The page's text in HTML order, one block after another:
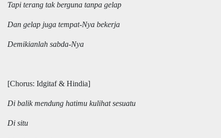
Tapi terang tak berguna tanpa gelap
Dan gelap juga tempat-Nya bekerja
Demikianlah sabda-Nya
[Chorus: Idgitaf & Hindia]
Di balik mendung hatimu kulihat sesuatu
Di situ